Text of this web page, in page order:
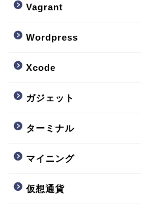
Vagrant
Wordpress
Xcode
ガジェット
ターミナル
マイニング
仮想通貨